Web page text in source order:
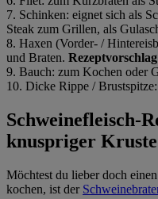
7. Schinken: eignet sich als
Steak zum Grillen, als
8. Haxen (Vorder- /
und Braten.
9. Bauch: zum Kochen oder
10. Dicke Rippe /
Schweinefleisch-
knuspriger
Möchtest du lieber doch
kochen, ist der